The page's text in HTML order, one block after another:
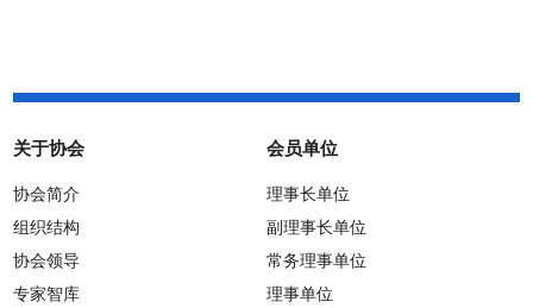
关于协会
协会简介
组织结构
协会领导
专家智库
会员单位
理事长单位
副理事长单位
常务理事单位
理事单位